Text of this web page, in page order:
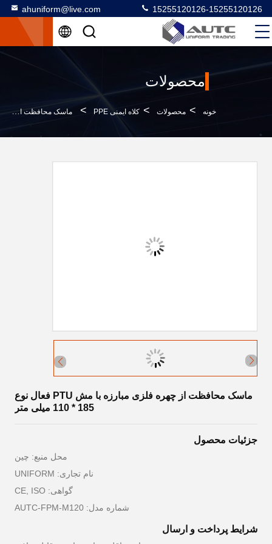
ahuniform@live.com 15255120126-15255120126
محصولات
خونه > محصولات > کلاه ایمنی PPE > ماسک محافظت از چهره فلزی مبارزه با مش PTU فعال نوع 185 * 110 میلی متر
ماسک محافظت از چهره فلزی مبارزه با مش PTU فعال نوع
185 * 110 میلی متر
جزئیات محصول
محل منبع: چین
نام تجاری: UNIFORM
گواهی: CE, ISO
شماره مدل: AUTC-FPM-M120
شرایط پرداخت و ارسال